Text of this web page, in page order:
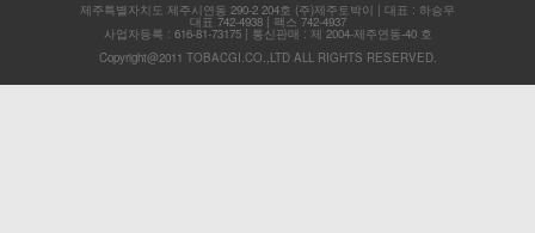
제주특별자치도 제주시연동 290-2 204호 (주)제주토박이 | 대표 : 하승우
대표 742-4938 | 팩스 742-4937
사업자등록 : 616-81-73175 | 통신판매 : 제 2004-제주연동-40 호
Copyright@2011 TOBACGI.CO.,LTD ALL RIGHTS RESERVED.